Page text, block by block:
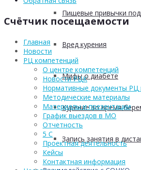
Пищевые привычки
Вред курения
Мифы о диабете
Курение во время
Запись занятия в
Счётчик посещаемости
Главная
Новости
РЦ компетенций
О центре компетенций
Новости РЦК
Нормативные документы РЦ
Методические материалы
Материалы и презентации
График выездов в МО
Отчетность
5 С
Проектная деятельность
Кейсы
Контактная информация